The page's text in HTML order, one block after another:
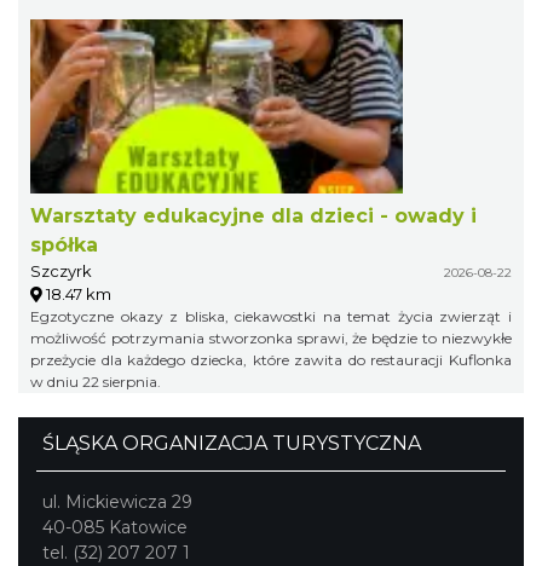
Warsztaty edukacyjne dla dzieci - owady i
spółka
Szczyrk 2026-08-22
18.47 km
Egzotyczne okazy z bliska, ciekawostki na temat życia zwierząt i
możliwość potrzymania stworzonka sprawi, że będzie to niezwykłe
przeżycie dla każdego dziecka, które zawita do restauracji Kuflonka
w dniu 22 sierpnia.
ŚLĄSKA ORGANIZACJA TURYSTYCZNA
ul. Mickiewicza 29
40-085 Katowice
tel. (32) 207 207 1